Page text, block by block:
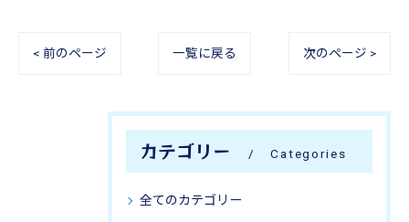
< 前のページ 一覧に戻る 次のページ >
カテゴリー Categories
全てのカテゴリー